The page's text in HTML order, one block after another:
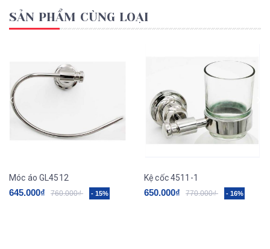
SẢN PHẨM CÙNG LOẠI
Móc áo GL4512
645.000₫ 760.000₫ - 15%
Kệ cốc 4511-1
650.000₫ 770.000₫ - 16%